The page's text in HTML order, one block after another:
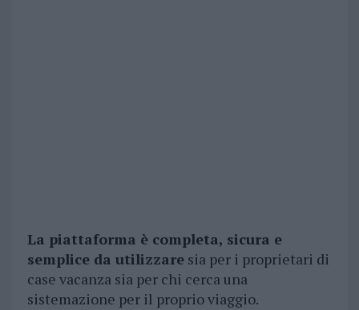
La piattaforma è completa, sicura e
semplice da utilizzaresia per i proprietari di
case vacanza sia per chi cerca una
sistemazione per il proprio viaggio.